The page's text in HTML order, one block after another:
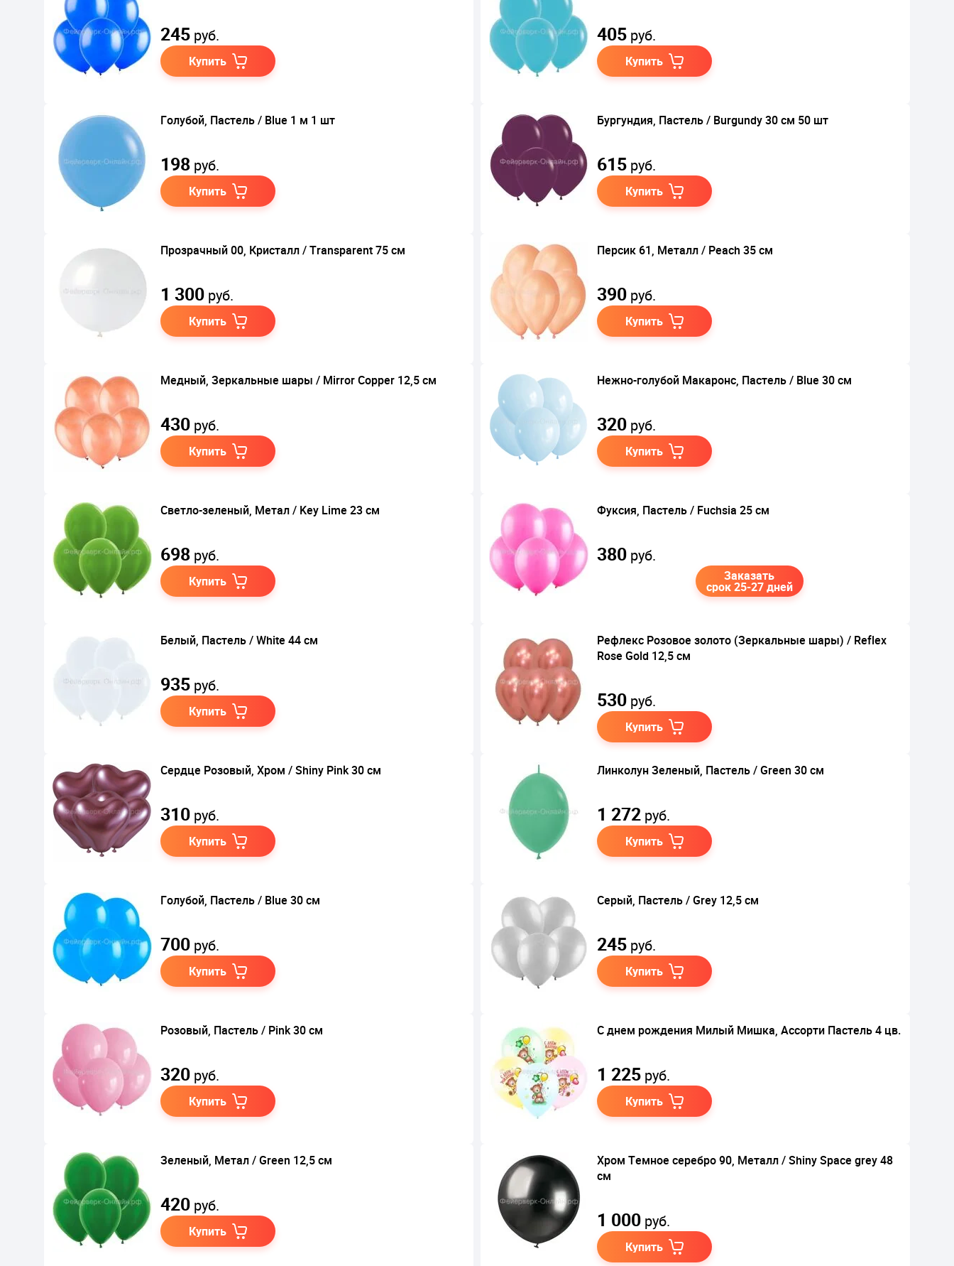
245 руб.
Купить
405 руб.
Купить
Голубой, Пастель / Blue 1 м 1 шт
198 руб.
Купить
Бургундия, Пастель / Burgundy 30 см 50 шт
615 руб.
Купить
Прозрачный 00, Кристалл / Transparent 75 см
1 300 руб.
Купить
Персик 61, Металл / Peach 35 см
390 руб.
Купить
Медный, Зеркальные шары / Mirror Copper 12,5 см
430 руб.
Купить
Нежно-голубой Макаронс, Пастель / Blue 30 см
320 руб.
Купить
Светло-зеленый, Метал / Key Lime 23 см
698 руб.
Купить
Фуксия, Пастель / Fuchsia 25 см
380 руб.
Заказать
срок 25-27 дней
Белый, Пастель / White 44 см
935 руб.
Купить
Рефлекс Розовое золото (Зеркальные шары) / Reflex
Rose Gold 12,5 см
530 руб.
Купить
Сердце Розовый, Хром / Shiny Pink 30 см
310 руб.
Купить
Линколун Зеленый, Пастель / Green 30 см
1 272 руб.
Купить
Голубой, Пастель / Blue 30 см
700 руб.
Купить
Серый, Пастель / Grey 12,5 см
245 руб.
Купить
Розовый, Пастель / Pink 30 см
320 руб.
Купить
С днем рождения Милый Мишка, Ассорти Пастель 4 цв.
1 225 руб.
Купить
Зеленый, Метал / Green 12,5 см
420 руб.
Купить
Хром Темное серебро 90, Металл / Shiny Space grey 48
см
1 000 руб.
Купить